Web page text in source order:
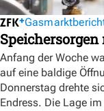
Anfang der Woche
auf eine baldige
Donnerstag drehte
Endress. Die Lage